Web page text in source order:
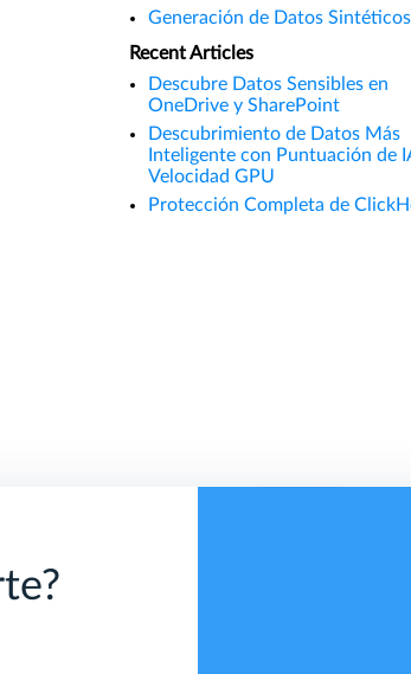
Generación de Datos Sintéticos
Recent Articles
Descubre Datos Sensibles en
OneDrive y SharePoint
Descubrimiento de Datos Más
Inteligente con Puntuación de
Velocidad GPU
Protección Completa de